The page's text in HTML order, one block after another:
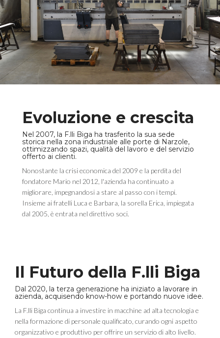
Evoluzione e crescita
Nel 2007, la F.lli Biga ha trasferito la sua sede
storica nella zona industriale alle porte di Narzole,
ottimizzando spazi, qualità del lavoro e del servizio
offerto ai clienti.
Nonostante la crisi economica del 2009 e la perdita del
fondatore Mario nel 2012, l'azienda ha continuato a
migliorare, impegnandosi a stare al passo con i tempi.
Insieme ai fratelli Luca e Barbara, la sorella Erica, impiegata
dal 2005, è entrata nel direttivo soci.
Il Futuro della F.lli Biga
Dal 2020, la terza generazione ha iniziato a lavorare in
azienda, acquisendo know-how e portando nuove idee.
La F.lli Biga continua a investire in macchine ad alta tecnologia e
nella formazione di personale qualificato, curando ogni aspetto
organizzativo e produttivo per offrire un servizio di alto livello.